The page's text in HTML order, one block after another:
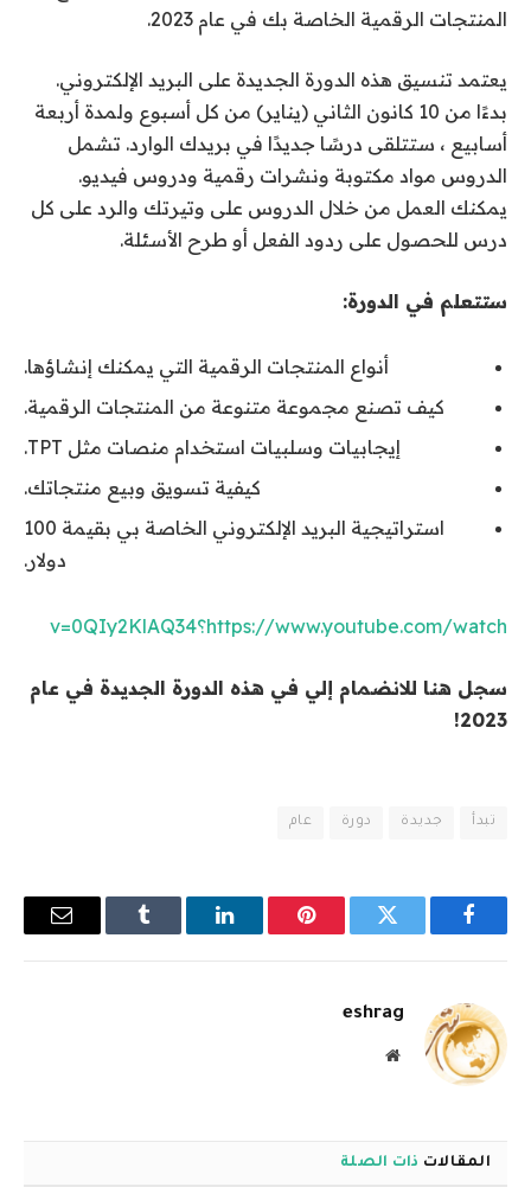
المنتجات الرقمية الخاصة بك في عام 2023.
يعتمد تنسيق هذه الدورة الجديدة على البريد الإلكتروني.
بدءًا من 10 كانون الثاني (يناير) من كل أسبوع ولمدة أربعة
أسابيع ، ستتلقى درسًا جديدًا في بريدك الوارد. تشمل
الدروس مواد مكتوبة ونشرات رقمية ودروس فيديو.
يمكنك العمل من خلال الدروس على وتيرتك والرد على كل
درس للحصول على ردود الفعل أو طرح الأسئلة.
ستتعلم في الدورة:
أنواع المنتجات الرقمية التي يمكنك إنشاؤها.
كيف تصنع مجموعة متنوعة من المنتجات الرقمية.
إيجابيات وسلبيات استخدام منصات مثل TPT.
كيفية تسويق وبيع منتجاتك.
استراتيجية البريد الإلكتروني الخاصة بي بقيمة 100
دولار.
https://www.youtube.com/watch؟v=0QIy2KlAQ34
سجل هنا للانضمام إلي في هذه الدورة الجديدة في عام
2023!
تبدأ جديدة دورة عام
فيسبوك تويتر بينتيريستلينكدإن Tumblr
البريد
eshrag
موقع
المقالات ذات الصلة